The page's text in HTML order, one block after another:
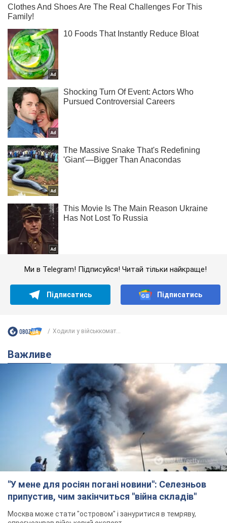
Ми в Telegram! Підписуйся! Читай тільки найкраще!
Підписатись Підписатись
Ходили у військкомат...
Важливе
"У мене для росіян погані новини": Селезньов
припустив, чим закінчиться "війна складів"
Москва може стати "островом" і зануритися в темряву,